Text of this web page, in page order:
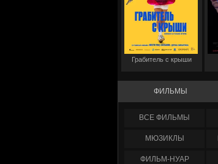
Грабитель с крыши
ФИЛЬМЫ
ФИЛЬМЫ
МЮЗИКЛЫ
ФИЛЬМ-НУАР